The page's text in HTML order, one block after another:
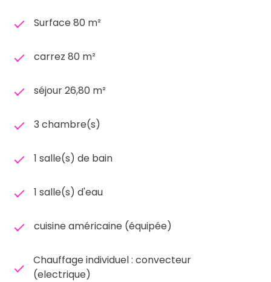
Surface 80 m²
carrez 80 m²
séjour 26,80 m²
3 chambre(s)
1 salle(s) de bain
1 salle(s) d'eau
cuisine américaine (équipée)
Chauffage individuel : convecteur
(electrique)